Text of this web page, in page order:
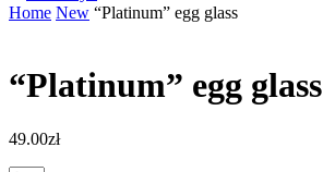
Home New “Platinum” egg glass
“Platinum” egg glass
49.00zł